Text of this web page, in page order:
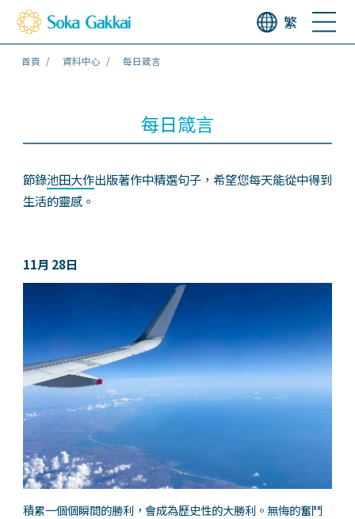
繁
首頁 資料中心 每日箴言
每日箴言
節錄池田大作出版著作中精選句子，希望您每天能從中得到
生活的靈感。
11月 28日
積累一個個瞬間的勝利，會成為歷史性的大勝利。無悔的奮鬥